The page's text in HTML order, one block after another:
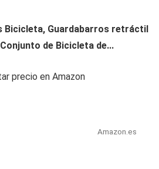
Bicicleta, Guardabarros retráctil
de Bicicleta de...
precio en Amazon
Amazon.es